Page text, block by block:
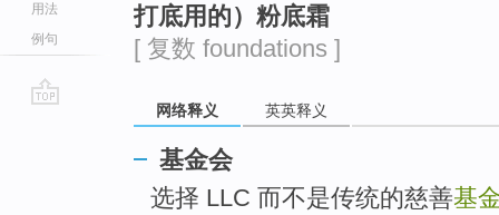
用法
例句
打底用的）粉底霜
[ 复数 foundations ]
网络释义 英英释义
基金会
选择 LLC 而不是传统的慈善基